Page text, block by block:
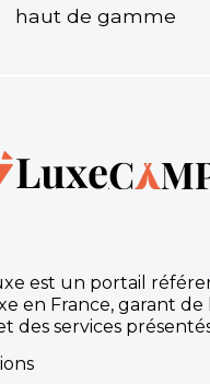
haut de gamme
est un portail
en France, garant de
des services